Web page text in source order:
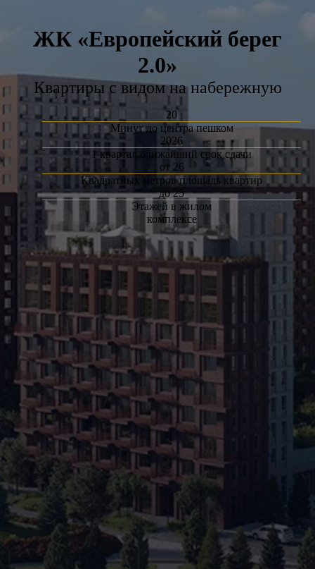
ЖК «Европейский берег
2.0»
Квартиры с видом на набережную
20
Минут до центра пешком
2026
1 квартал ближайший срок сдачи
от 26
Квадратных метров площадь квартир
до 25
Этажей в жилом
комплексе